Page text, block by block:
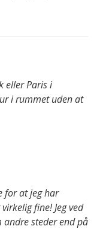
eller Paris i
i rummet uden at
for at jeg har
fine! Jeg ved
steder end på